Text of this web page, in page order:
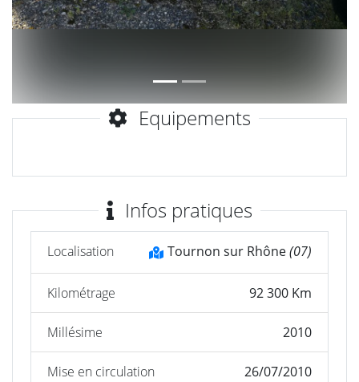
Equipements
Infos pratiques
Localisation Tournon sur Rhône(07)
Kilométrage 92 300 Km
Millésime 2010
Mise en circulation 26/07/2010